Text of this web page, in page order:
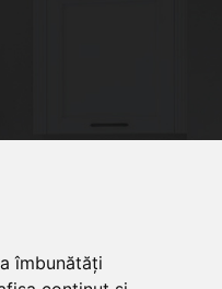
îmbunătăți